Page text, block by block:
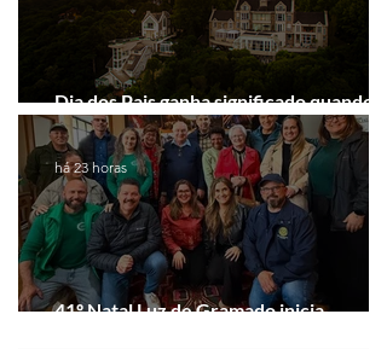
Dia dos Pais ganha significado quando o
presente é viver experiências juntos
41º Natal Luz de Gramado inicia
há 23 horas